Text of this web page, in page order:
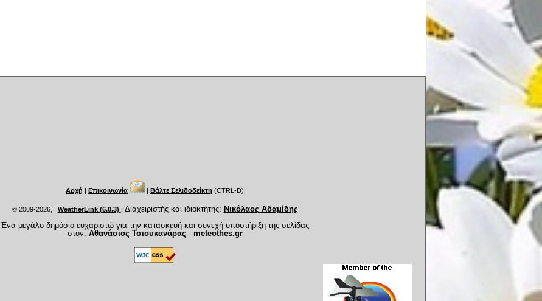
Αρχή |Επικοινωνία |Βάλτε Σελιδοδείκτη (CTRL-D)
© 2009-2026, | WeatherLink (6.0.3) | Διαχειριστής και ιδιοκτήτης: Νικόλαος Αδαμίδης
Ένα μεγάλο δημόσιο ευχαριστώ για την κατασκευή και συνεχή υποστήριξη της σελίδας
στον: Αθανάσιος Τσιουκανάρας - meteothes.gr